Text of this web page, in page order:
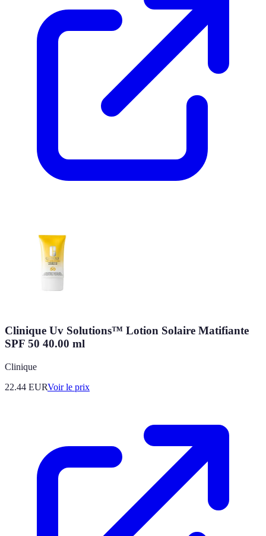
Clinique Uv Solutions™ Lotion Solaire Matifiante
SPF 50 40.00 ml
Clinique
22.44 EURVoir le prix